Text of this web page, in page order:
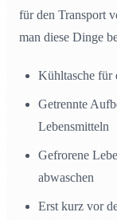
für den Transport
man diese Dinge
Kühltasche für
Getrennte
Lebensmitteln
Gefrorene
abwaschen
Erst kurz vor